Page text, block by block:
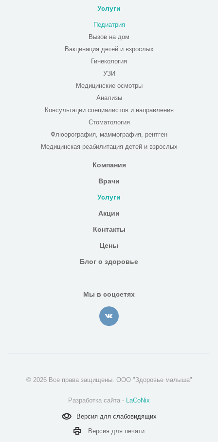
Услуги
Педиатрия
Вызов на дом
Вакцинация детей и взрослых
Гинекология
УЗИ
Медицинские осмотры
Анализы
Консультации специалистов и направления
Стоматология
Флюорография, маммография, рентген
Медицинская реабилитация детей и взрослых
Компания
Врачи
Услуги
Акции
Контакты
Цены
Блог о здоровье
Мы в соцсетях
© 2026 Все права защищены. ООО "Здоровье малыша"
Разработка сайта - LaCoNix
Версия дляслабовидящих
Версия для печати